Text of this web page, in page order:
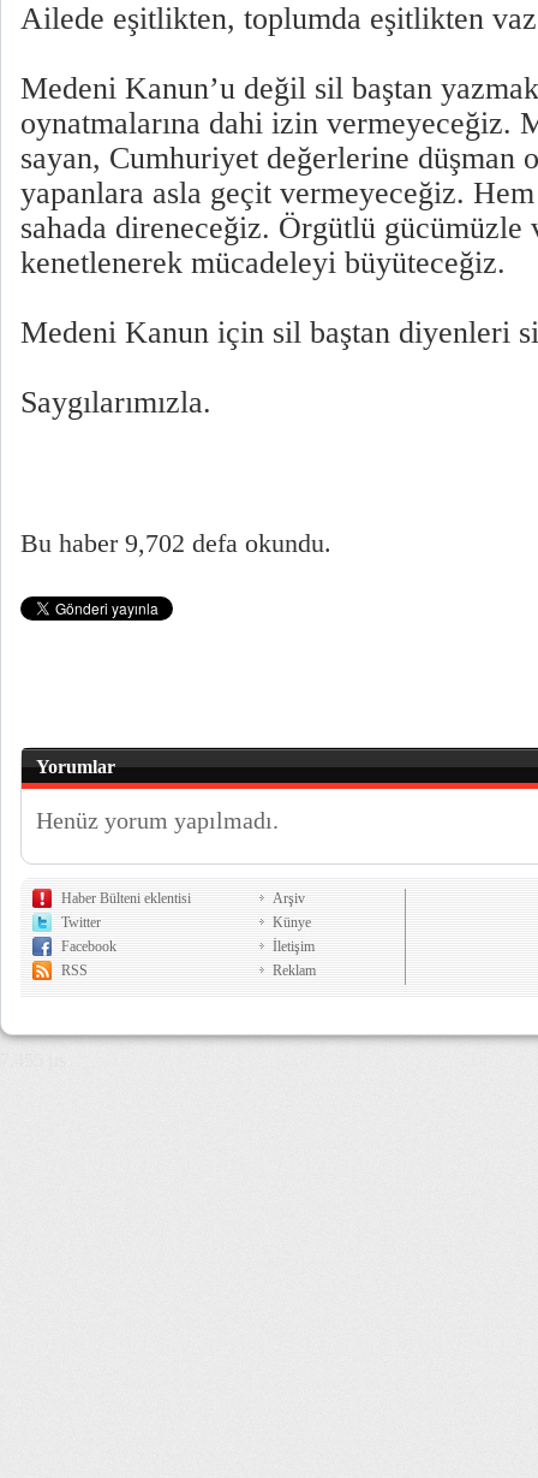
Ailede eşitlikten, toplumda eşitlikten
Medeni Kanun’u değil sil baştan
oynatmalarına dahi izin vermeyeceğiz.
sayan, Cumhuriyet değerlerine düşman
yapanlara asla geçit vermeyeceğiz.
sahada direneceğiz. Örgütlü gücümüzle
kenetlenerek mücadeleyi büyüteceğiz.
Medeni Kanun için sil baştan diyenleri
Saygılarımızla.
Bu haber 9,702 defa okundu.
Yorumlar
Henüz yorum yapılmadı.
Haber Bülteni eklentisi
Twitter
Facebook
RSS
Arşiv
Künye
İletişim
Reklam